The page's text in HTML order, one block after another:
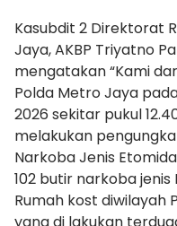
Kasubdit 2 Direktorat
Jaya, AKBP Triyatno
mengatakan “Kami
Polda Metro Jaya
2026 sekitar pukul
melakukan
Narkoba Jenis
102 butir narkoba
Rumah kost diwilayah